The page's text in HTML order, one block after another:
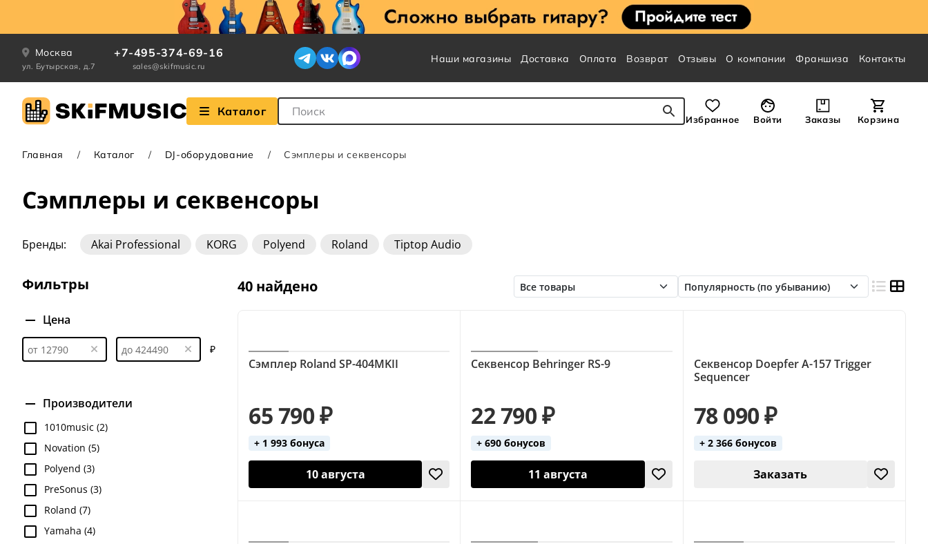
Москва
ул. Бутырская, д.7
+7-495-374-69-16
sales@skifmusic.ru
Наши магазины Доставка Оплата Возврат Отзывы О компании Франшиза Контакты
Каталог Поле для Поиска
Избранное Войти Заказы Корзина
Главная Каталог DJ-оборудование Сэмплеры и секвенсоры
Сэмплеры и секвенсоры
Бренды: Akai Professional KORG Polyend Roland Tiptop Audio
Фильтры
Цена
₽
Производители
1010music (2)
Novation (5)
Polyend (3)
PreSonus (3)
Roland (7)
Yamaha (4)
40 найдено
Сэмплер Roland SP-404MKII
65 790 ₽
+ 1 993 бонуса
10 августа
Секвенсор Behringer RS-9
22 790 ₽
+ 690 бонусов
11 августа
Секвенсор Doepfer A-157 Trigger
Sequencer
78 090 ₽
+ 2 366 бонусов
Заказать